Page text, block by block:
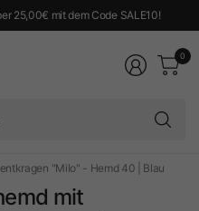
25,00€ mit dem Code SALE10!
0
"Milo" - Hemd 40 | Blau
mit